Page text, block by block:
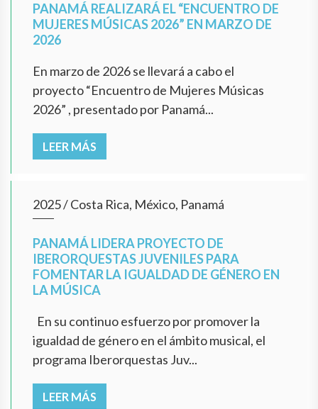
PANAMÁ REALIZARÁ EL “ENCUENTRO DE
MUJERES MÚSICAS 2026” EN MARZO DE
2026
En marzo de 2026 se llevará a cabo el
proyecto “Encuentro de Mujeres Músicas
2026” , presentado por Panamá...
LEER MÁS
2025/Costa Rica, México, Panamá
PANAMÁ LIDERA PROYECTO DE
IBERORQUESTAS JUVENILES PARA
FOMENTAR LA IGUALDAD DE GÉNERO EN
LA MÚSICA
En su continuo esfuerzo por promover la
igualdad de género en el ámbito musical, el
programa Iberorquestas Juv...
LEER MÁS